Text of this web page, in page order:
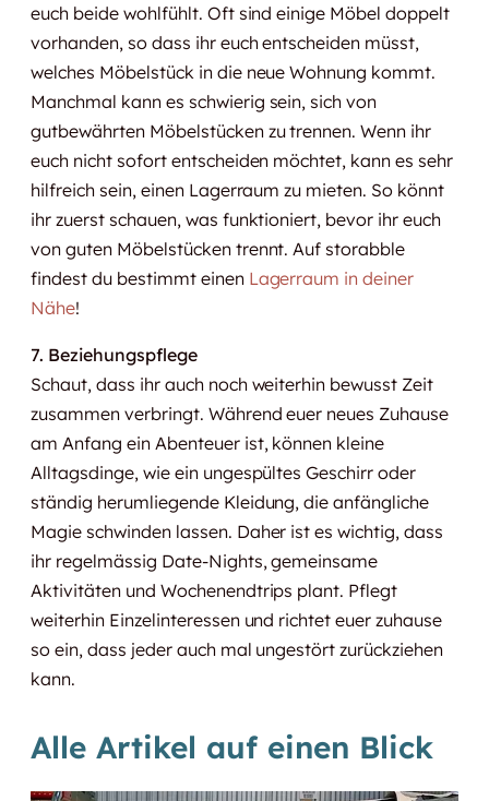
euch beide wohlfühlt. Oft sind einige Möbel doppelt
vorhanden, so dass ihr euch entscheiden müsst,
welches Möbelstück in die neue Wohnung kommt.
Manchmal kann es schwierig sein, sich von
gutbewährten Möbelstücken zu trennen. Wenn ihr
euch nicht sofort entscheiden möchtet, kann es sehr
hilfreich sein, einen Lagerraum zu mieten. So könnt
ihr zuerst schauen, was funktioniert, bevor ihr euch
von guten Möbelstücken trennt. Auf storabble
findest du bestimmt einen Lagerraum in deiner
Nähe!
7. Beziehungspflege
Schaut, dass ihr auch noch weiterhin bewusst Zeit
zusammen verbringt. Während euer neues Zuhause
am Anfang ein Abenteuer ist, können kleine
Alltagsdinge, wie ein ungespültes Geschirr oder
ständig herumliegende Kleidung, die anfängliche
Magie schwinden lassen. Daher ist es wichtig, dass
ihr regelmässig Date-Nights, gemeinsame
Aktivitäten und Wochenendtrips plant. Pflegt
weiterhin Einzelinteressen und richtet euer zuhause
so ein, dass jeder auch mal ungestört zurückziehen
kann.
Alle Artikel auf einen Blick